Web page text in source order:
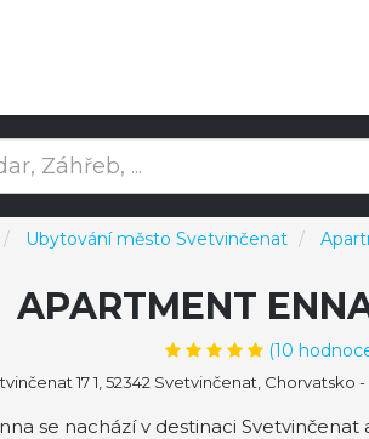
Ubytování město Svetvinčenat
APARTMENT
(10
17 1, 52342 Svetvinčenat, Chorvatsko -
se nachází v destinaci